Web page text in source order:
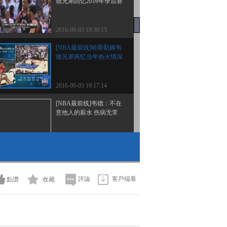
2016-09-03 19:30:15
[NBA最前线]哈斯勒姆韦
德兄弟再忆当年热火情深
2016-09-03 19:17:14
[NBA最前线]韦德：不在
意他人的薪水 伤病无常
2016-09-03 19:02:13
解挡拆战术与盖帽技术
點讚 收藏 評論 客戶端看